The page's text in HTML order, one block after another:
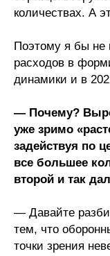
количествах. А
Поэтому я бы не
расходов в
динамики и в
— Почему?
уже зримо
задействуя по
все большее
второй и так
— Давайте
тем, что
точки зрения